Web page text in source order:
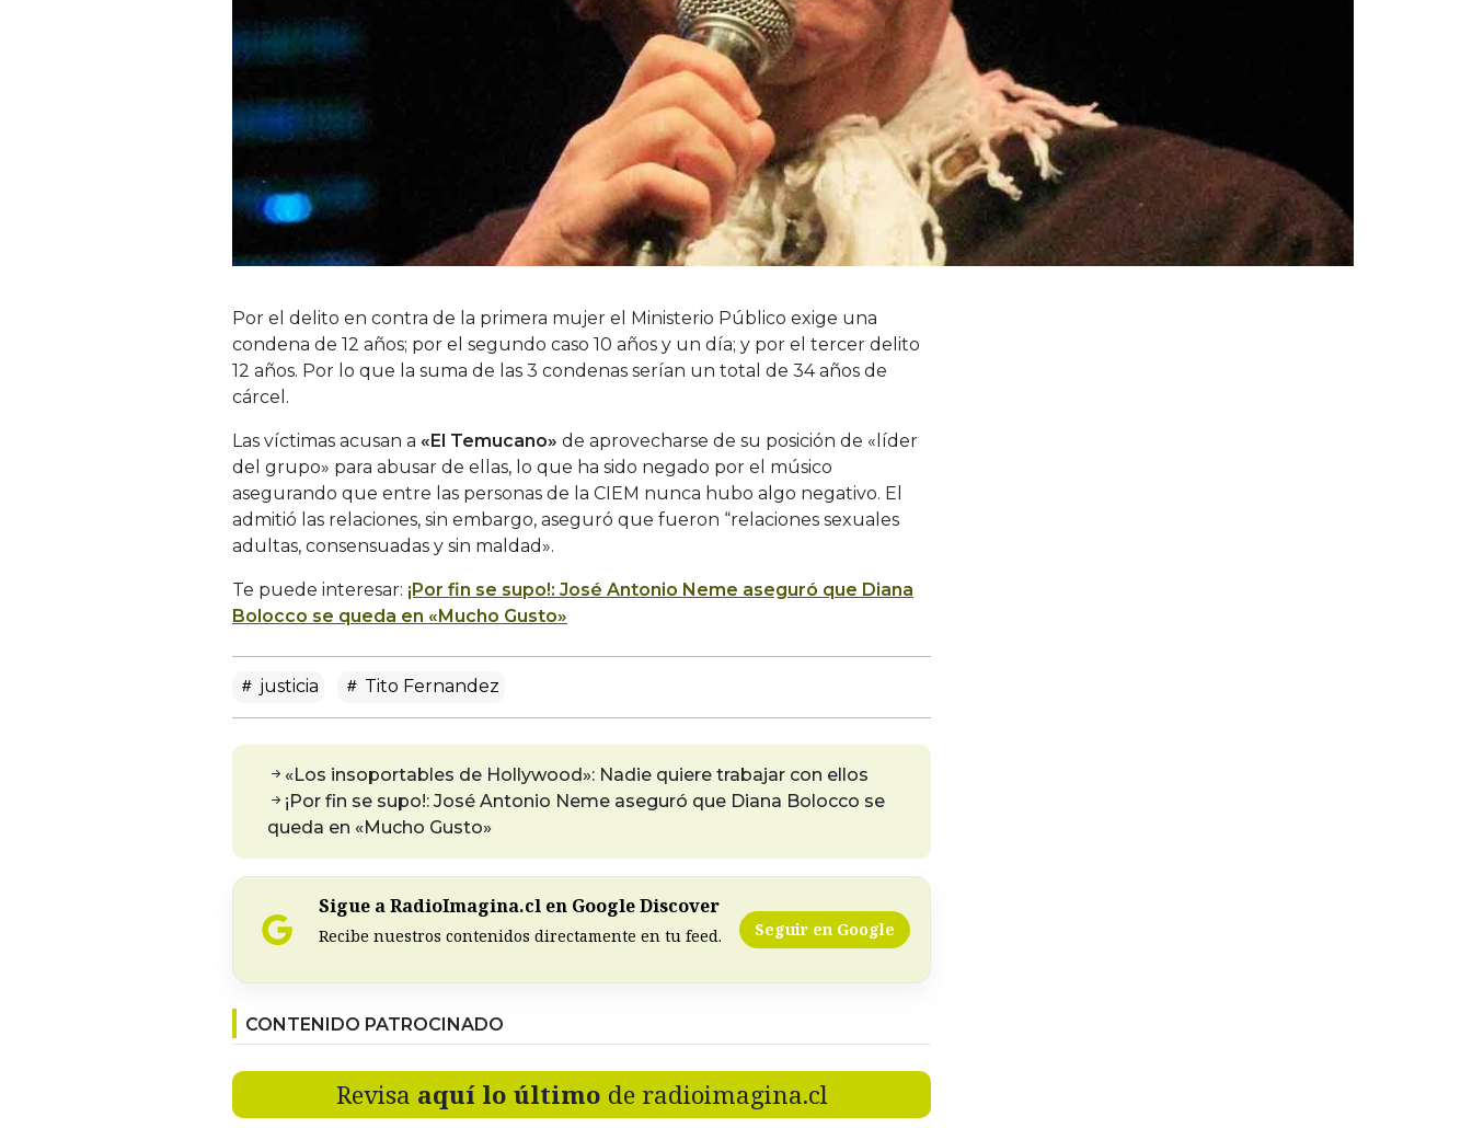
Por el delito en contra de la primera mujer el Ministerio Público exige una
condena de 12 años; por el segundo caso 10 años y un día; y por el tercer delito
12 años. Por lo que la suma de las 3 condenas serían un total de 34 años de
cárcel.
Las víctimas acusan a « El Temucano» de aprovecharse de su posición de «líder
del grupo» para abusar de ellas, lo que ha sido negado por el músico
asegurando que entre las personas de la CIEM nunca hubo algo negativo. El
admitió las relaciones, sin embargo, aseguró que fueron “relaciones sexuales
adultas, consensuadas y sin maldad».
Te puede interesar: ¡Por fin se supo!: José Antonio Neme aseguró que Diana
Bolocco se queda en «Mucho Gusto»
justicia Tito Fernandez
«Los insoportables de Hollywood»: Nadie quiere trabajar con ellos
¡Por fin se supo!: José Antonio Neme aseguró que Diana Bolocco se
queda en «Mucho Gusto»
Sigue a RadioImagina.cl en Google Discover
Recibe nuestros contenidos directamente en tu feed. Seguir en Google
CONTENIDO PATROCINADO
Revisa aquí lo último de radioimagina.cl